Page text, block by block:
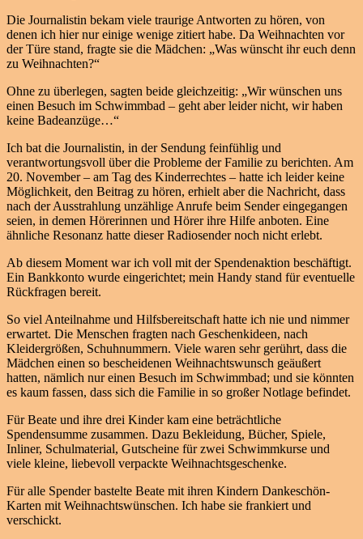
Die Journalistin bekam viele traurige Antworten zu hören, von
denen ich hier nur einige wenige zitiert habe. Da Weihnachten vor
der Türe stand, fragte sie die Mädchen: „Was wünscht ihr euch denn
zu Weihnachten?“
Ohne zu überlegen, sagten beide gleichzeitig: „Wir wünschen uns
einen Besuch im Schwimmbad – geht aber leider nicht, wir haben
keine Badeanzüge…“
Ich bat die Journalistin, in der Sendung feinfühlig und
verantwortungsvoll über die Probleme der Familie zu berichten. Am
20. November – am Tag des Kinderrechtes – hatte ich leider keine
Möglichkeit, den Beitrag zu hören, erhielt aber die Nachricht, dass
nach der Ausstrahlung unzählige Anrufe beim Sender eingegangen
seien, in demen Hörerinnen und Hörer ihre Hilfe anboten. Eine
ähnliche Resonanz hatte dieser Radiosender noch nicht erlebt.
Ab diesem Moment war ich voll mit der Spendenaktion beschäftigt.
Ein Bankkonto wurde eingerichtet; mein Handy stand für eventuelle
Rückfragen bereit.
So viel Anteilnahme und Hilfsbereitschaft hatte ich nie und nimmer
erwartet. Die Menschen fragten nach Geschenkideen, nach
Kleidergrößen, Schuhnummern. Viele waren sehr gerührt, dass die
Mädchen einen so bescheidenen Weihnachtswunsch geäußert
hatten, nämlich nur einen Besuch im Schwimmbad; und sie könnten
es kaum fassen, dass sich die Familie in so großer Notlage befindet.
Für Beate und ihre drei Kinder kam eine beträchtliche
Spendensumme zusammen. Dazu Bekleidung, Bücher, Spiele,
Inliner, Schulmaterial, Gutscheine für zwei Schwimmkurse und
viele kleine, liebevoll verpackte Weihnachtsgeschenke.
Für alle Spender bastelte Beate mit ihren Kindern Dankeschön-
Karten mit Weihnachtswünschen. Ich habe sie frankiert und
verschickt.